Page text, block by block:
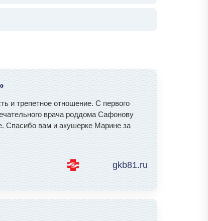
и трепетное отношение. С первого
врача роддома Сафонову
Спасибо вам и акушерке Марине за
gkb81.ru